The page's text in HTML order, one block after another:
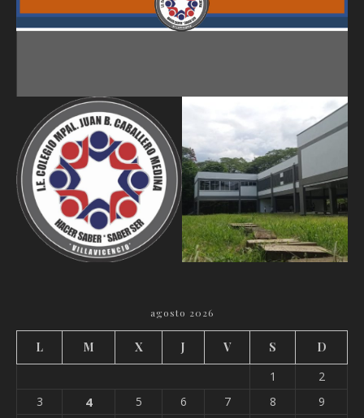
agosto 2026
L M X J V S
D
1
2
3
4 5 6 7 8
9